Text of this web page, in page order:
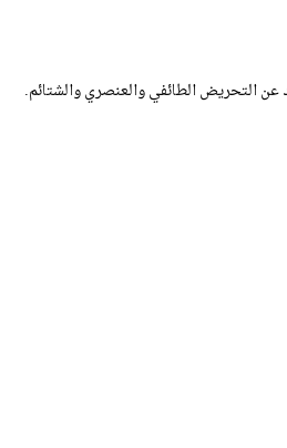
عن التحريض الطائفي والعنصري والشتائم.